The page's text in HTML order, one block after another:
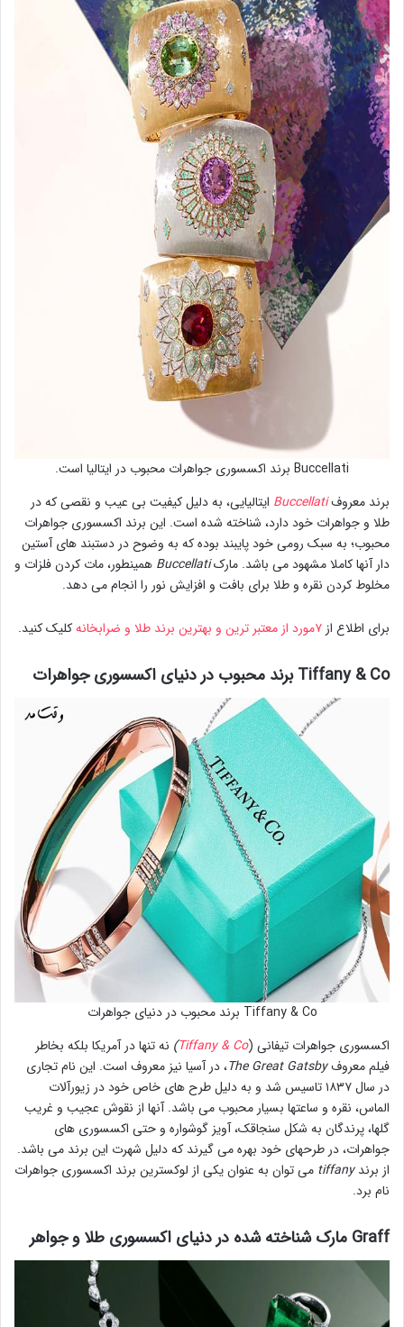
Buccellati برند اکسسوری جواهرات محبوب در ایتالیا است.
برند معروفBuccellati ایتالیایی، به دلیل کیفیت بی عیب و نقصی که در
طلا و جواهرات خود دارد، شناخته شده است. این برند اکسسوری جواهرات
محبوب؛ به سبک رومی خود پایبند بوده که به وضوح در دستبند های آستین
دار آنها کاملا مشهود می باشد. مارکBuccellati همینطور، مات کردن فلزات و
مخلوط کردن نقره و طلا برای بافت و افزایش نور را انجام می دهد.
برای اطلاع از ۷مورد از معتبر ترین و بهترین برند طلا و ضرابخانه کلیک کنید.
Tiffany & Co برند محبوب در دنیای اکسسوری جواهرات
Tiffany & Co برند محبوب در دنیای جواهرات
اکسسوری جواهرات تیفانی (Tiffany & Co
) نه تنها در آمریکا بلکه بخاطر
فیلم معروفThe Great Gatsby، در آسیا نیز معروف است. این نام تجاری
در سال ۱۸۳۷ تاسیس شد و به دلیل طرح های خاص خود در زیورآلات
الماس، نقره و ساعتها بسیار محبوب می باشد. آنها از نقوش عجیب و غریب
گلها، پرندگان به شکل سنجاقک، آویز گوشواره و حتی اکسسوری های
جواهرات، در طرحهای خود بهره می گیرند که دلیل شهرت این برند می باشد.
از برندtiffany می توان به عنوان یکی از لوکسترین برند اکسسوری جواهرات
نام برد.
Graff مارک شناخته شده در دنیای اکسسوری طلا و جواهر